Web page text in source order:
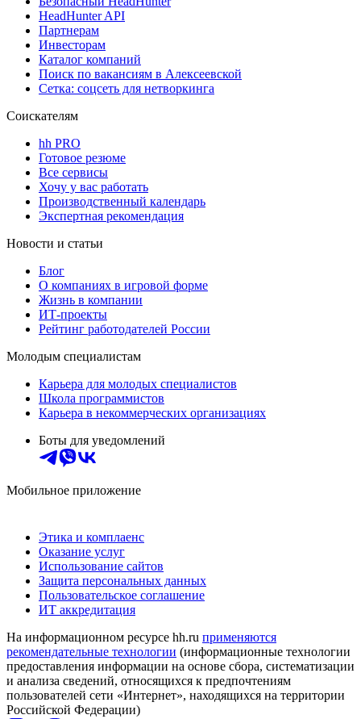
HeadHunter API
Партнерам
Инвесторам
Каталог компаний
Поиск по вакансиям в Алексеевской
Сетка: соцсеть для нетворкинга
Соискателям
hh PRO
Готовое резюме
Все сервисы
Хочу у вас работать
Производственный календарь
Экспертная рекомендация
Новости и статьи
Блог
О компаниях в игровой форме
Жизнь в компании
ИТ-проекты
Рейтинг работодателей России
Молодым специалистам
Карьера для молодых специалистов
Школа программистов
Карьера в некоммерческих организациях
Боты для уведомлений
Мобильное приложение
Этика и комплаенс
Оказание услуг
Использование сайтов
Защита персональных данных
Пользовательское соглашение
ИТ аккредитация
На информационном ресурсе hh.ru применяются
рекомендательные технологии (информационные технологии
предоставления информации на основе сбора, систематизации
и анализа сведений, относящихся к предпочтениям
пользователей сети «Интернет», находящихся на территории
Российской Федерации)